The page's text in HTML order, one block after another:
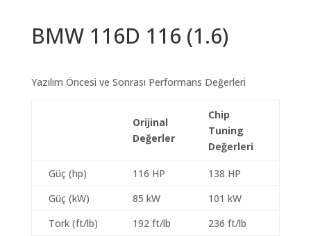
BMW 116D 116 (1.6)
Yazılım Öncesi ve Sonrası Performans Değerleri
Orijinal
Değerler
Chip
Tuning
Değerleri
Güç (hp) 116 HP
138 HP
Güç (kW)
85 kW
101 kW
Tork (ft/lb)
192 ft/lb
236 ft/lb